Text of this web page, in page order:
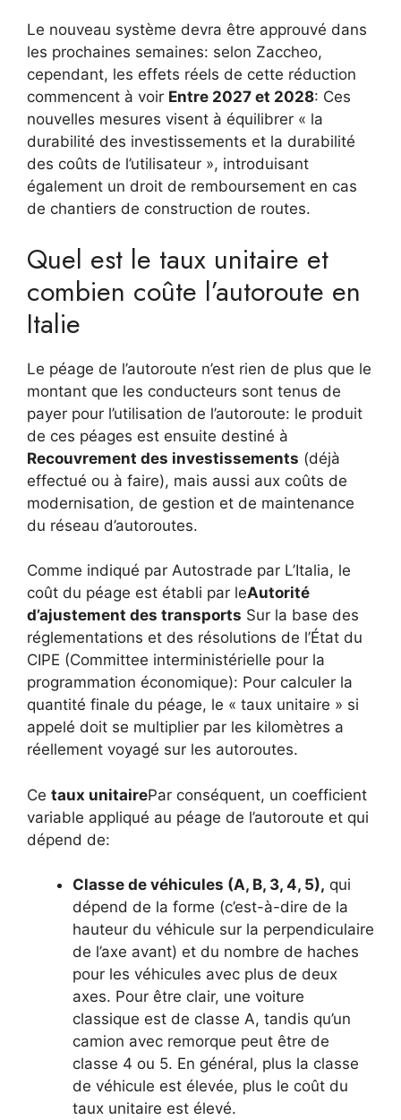
Le nouveau système devra être approuvé dans
les prochaines semaines: selon Zaccheo,
cependant, les effets réels de cette réduction
commencent à voir Entre 2027 et 2028: Ces
nouvelles mesures visent à équilibrer « la
durabilité des investissements et la durabilité
des coûts de l’utilisateur », introduisant
également un droit de remboursement en cas
de chantiers de construction de routes.
Quel est le taux unitaire et
combien coûte l’autoroute en
Italie
Le péage de l’autoroute n’est rien de plus que le
montant que les conducteurs sont tenus de
payer pour l’utilisation de l’autoroute: le produit
de ces péages est ensuite destiné à
Recouvrement des investissements (déjà
effectué ou à faire), mais aussi aux coûts de
modernisation, de gestion et de maintenance
du réseau d’autoroutes.
Comme indiqué par Autostrade par L’Italia, le
coût du péage est établi par leAutorité
d’ajustement des transports Sur la base des
réglementations et des résolutions de l’État du
CIPE (Committee interministérielle pour la
programmation économique): Pour calculer la
quantité finale du péage, le « taux unitaire » si
appelé doit se multiplier par les kilomètres a
réellement voyagé sur les autoroutes.
Ce taux unitairePar conséquent, un coefficient
variable appliqué au péage de l’autoroute et qui
dépend de:
Classe de véhicules (A, B, 3, 4, 5), qui
dépend de la forme (c’est-à-dire de la
hauteur du véhicule sur la perpendiculaire
de l’axe avant) et du nombre de haches
pour les véhicules avec plus de deux
axes. Pour être clair, une voiture
classique est de classe A, tandis qu’un
camion avec remorque peut être de
classe 4 ou 5. En général, plus la classe
de véhicule est élevée, plus le coût du
taux unitaire est élevé.